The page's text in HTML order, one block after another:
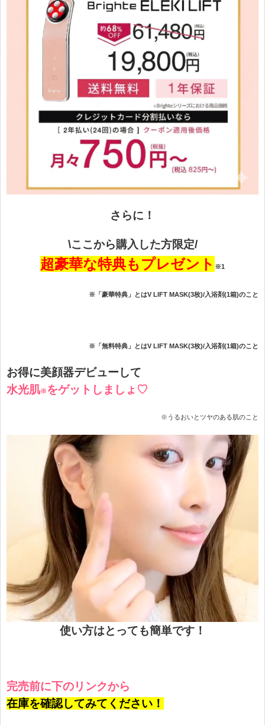
さらに！
\ここから購入した方限定/
超豪華な特典もプレゼント ※1
※「豪華特典」とはV LIFT MASK(3枚)/入浴剤(1箱)のこと
※「無料特典」とはV LIFT MASK(3枚)/入浴剤(1箱)のこと
お得に美顔器デビューして
水光肌※ をゲットしましょ♡
※うるおいとツヤのある肌のこと
使い方はとっても簡単です！
完売前に下のリンクから
在庫を確認してみてください！